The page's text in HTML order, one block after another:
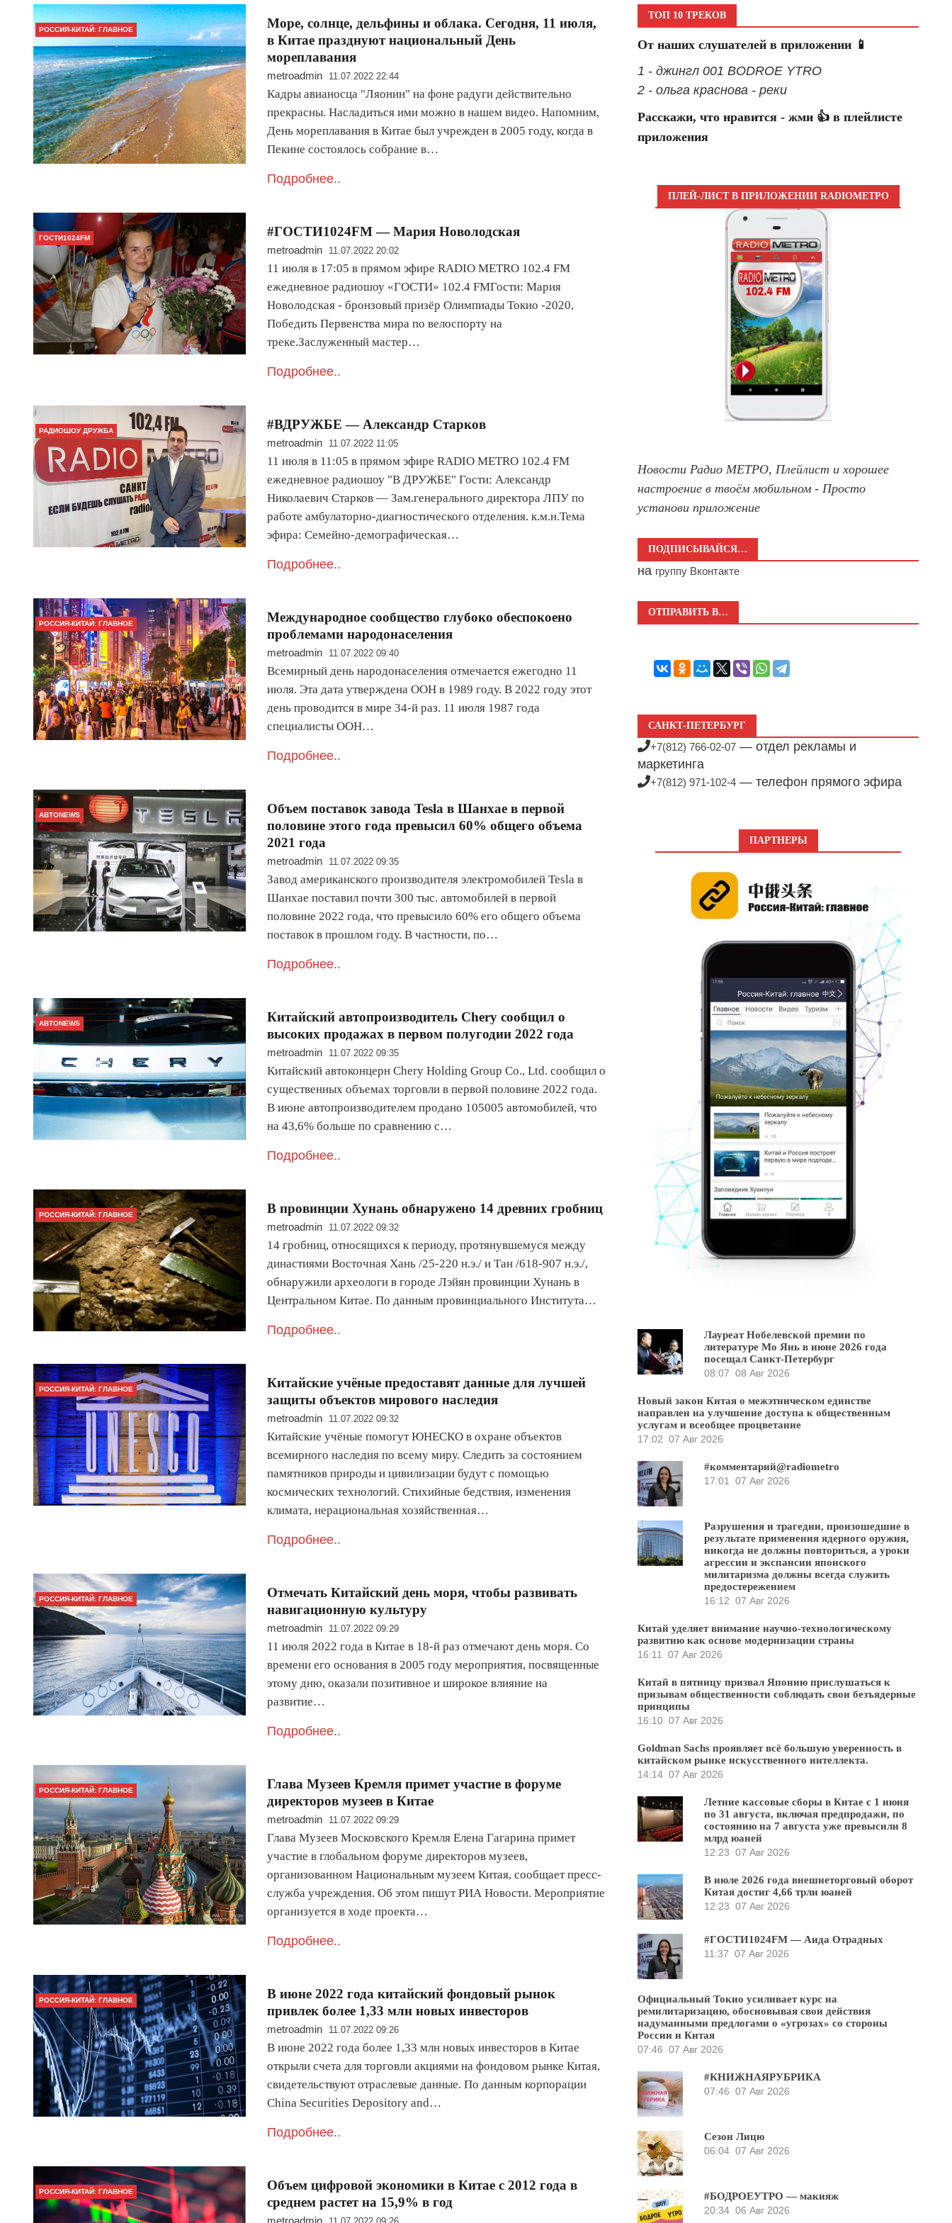
РОССИЯ-КИТАЙ: ГЛАВНОЕ
Море, солнце, дельфины и облака. Сегодня, 11 июля,
в Китае празднуют национальный День
мореплавания
metroadmin 11.07.2022 22:44
Кадры авианосца "Ляонин" на фоне радуги действительно
прекрасны. Насладиться ими можно в нашем видео. Напомним,
День мореплавания в Китае был учрежден в 2005 году, когда в
Пекине состоялось собрание в…
Подробнее..
ГОСТИ1024FM #ГОСТИ1024FM — Мария Новолодская
metroadmin 11.07.2022 20:02
11 июля в 17:05 в прямом эфире RADIO METRO 102.4 FM
ежедневное радиошоу «ГОСТИ» 102.4 FMГости: Мария
Новолодская - бронзовый призёр Олимпиады Токио -2020,
Победить Первенства мира по велоспорту на
треке.Заслуженный мастер…
Подробнее..
РАДИОШОУ ДРУЖБА #ВДРУЖБЕ — Александр Старков
metroadmin 11.07.2022 11:05
11 июля в 11:05 в прямом эфире RADIO METRO 102.4 FM
ежедневное радиошоу "В ДРУЖБЕ" Гости: Александр
Николаевич Старков — Зам.генерального директора ЛПУ по
работе амбулаторно-диагностического отделения. к.м.н.Тема
эфира: Семейно-демографическая…
Подробнее..
РОССИЯ-КИТАЙ: ГЛАВНОЕ
Международное сообщество глубоко обеспокоено
проблемами народонаселения
metroadmin 11.07.2022 09:40
Всемирный день народонаселения отмечается ежегодно 11
июля. Эта дата утверждена ООН в 1989 году. В 2022 году этот
день проводится в мире 34-й раз. 11 июля 1987 года
специалисты ООН…
Подробнее..
АВТОNEWS
​Объем поставок завода Tesla в Шанхае в первой
половине этого года превысил 60% общего объема
2021 года
metroadmin 11.07.2022 09:35
Завод американского производителя электромобилей Tesla в
Шанхае поставил почти 300 тыс. автомобилей в первой
половине 2022 года, что превысило 60% его общего объема
поставок в прошлом году. В частности, по…
Подробнее..
АВТОNEWS
​Китайский автопроизводитель Chery сообщил о
высоких продажах в первом полугодии 2022 года
metroadmin 11.07.2022 09:35
Китайский автоконцерн Chery Holding Group Co., Ltd. сообщил о
существенных объемах торговли в первой половине 2022 года.
В июне автопроизводителем продано 105005 автомобилей, что
на 43,6% больше по сравнению с…
Подробнее..
РОССИЯ-КИТАЙ: ГЛАВНОЕ ​В провинции Хунань обнаружено 14 древних гробниц
metroadmin 11.07.2022 09:32
14 гробниц, относящихся к периоду, протянувшемуся между
династиями Восточная Хань /25-220 н.э./ и Тан /618-907 н.э./,
обнаружили археологи в городе Лэйян провинции Хунань в
Центральном Китае. По данным провинциального Института…
Подробнее..
РОССИЯ-КИТАЙ: ГЛАВНОЕ
​Китайские учëные предоставят данные для лучшей
защиты объектов мирового наследия
metroadmin 11.07.2022 09:32
Китайские учёные помогут ЮНЕСКО в охране объектов
всемирного наследия по всему миру. Следить за состоянием
памятников природы и цивилизации будут с помощью
космических технологий. Стихийные бедствия, изменения
климата, нерациональная хозяйственная…
Подробнее..
РОССИЯ-КИТАЙ: ГЛАВНОЕ
Отмечать Китайский день моря, чтобы развивать
навигационную культуру
metroadmin 11.07.2022 09:29
11 июля 2022 года в Китае в 18-й раз отмечают день моря. Со
времени его основания в 2005 году мероприятия, посвященные
этому дню, оказали позитивное и широкое влияние на
развитие…
Подробнее..
РОССИЯ-КИТАЙ: ГЛАВНОЕ
​Глава Музеев Кремля примет участие в форуме
директоров музеев в Китае
metroadmin 11.07.2022 09:29
Глава Музеев Московского Кремля Елена Гагарина примет
участие в глобальном форуме директоров музеев,
организованном Национальным музеем Китая, сообщает пресс-
служба учреждения. Об этом пишут РИА Новости. Мероприятие
организуется в ходе проекта…
Подробнее..
РОССИЯ-КИТАЙ: ГЛАВНОЕ
​В июне 2022 года китайский фондовый рынок
привлек более 1,33 млн новых инвесторов
metroadmin 11.07.2022 09:26
В июне 2022 года более 1,33 млн новых инвесторов в Китае
открыли счета для торговли акциями на фондовом рынке Китая,
свидетельствуют отраслевые данные. По данным корпорации
China Securities Depository and…
Подробнее..
РОССИЯ-КИТАЙ: ГЛАВНОЕ
​Объем цифровой экономики в Китае с 2012 года в
среднем растет на 15,9% в год
ТОП 10 ТРЕКОВ
От наших слушателей в приложении 📱
1 - джингл 001 BODROE YTRO
2 - ольга краснова - реки
Расскажи, что нравится - жми 👍 в плейлисте
приложения
ПЛЕЙ-ЛИСТ В ПРИЛОЖЕНИИ RADIOМЕТРО
Новости Радио МЕТРО, Плейлист и хорошее
настроение в твоём мобильном - Просто
установи приложение
ПОДПИСЫВАЙСЯ…
на группу Вконтакте
ОТПРАВИТЬ В…
САНКТ-ПЕТЕРБУРГ
+7(812) 766-02-07 — отдел рекламы и
маркетинга
+7(812) 971-102-4 — телефон прямого эфира
ПАРТНЕРЫ
Лауреат Нобелевской премии по
литературе Мо Янь в июне 2026 года
посещал Санкт-Петербург
08:07 08 Авг 2026
Новый закон Китая о межэтническом единстве
направлен на улучшение доступа к общественным
услугам и всеобщее процветание
17:02 07 Авг 2026
#комментарий@radiometro
17:01
07 Авг 2026
Разрушения и трагедии, произошедшие в
результате применения ядерного оружия,
никогда не должны повториться, а уроки
агрессии и экспансии японского
милитаризма должны всегда служить
предостережением
16:12 07 Авг 2026
Китай уделяет внимание научно-технологическому
развитию как основе модернизации страны
16:11
07 Авг 2026
Китай в пятницу призвал Японию прислушаться к
призывам общественности соблюдать свои безъядерные
принципы
16:10 07 Авг 2026
Goldman Sachs проявляет всё большую уверенность в
китайском рынке искусственного интеллекта.
14:14 07 Авг 2026
Летние кассовые сборы в Китае с 1 июня
по 31 августа, включая предпродажи, по
состоянию на 7 августа уже превысили 8
млрд юаней
12:23 07 Авг 2026
В июле 2026 года внешнеторговый оборот
Китая достиг 4,66 трлн юаней
12:23 07 Авг 2026
#ГОСТИ1024FM — Аида Отрадных
11:37 07 Авг 2026
Официальный Токио усиливает курс на
ремилитаризацию, обосновывая свои действия
надуманными предлогами о «угрозах» со стороны
России и Китая
07:46 07 Авг 2026
#КНИЖНАЯРУБРИКА
07:46 07 Авг 2026
Сезон Лицю
06:04 07 Авг 2026
#БОДРОЕУТРО — макияж
20:34 06 Авг 2026